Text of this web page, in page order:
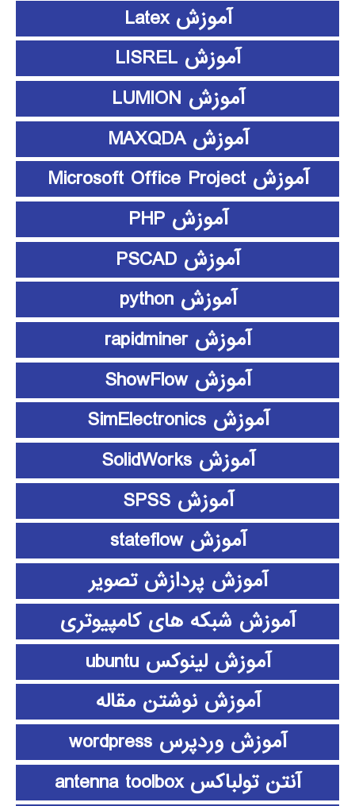
آموزش Latex
آموزش LISREL
آموزش LUMION
آموزش MAXQDA
آموزش Microsoft Office Project
آموزش PHP
آموزش PSCAD
آموزش python
آموزش rapidminer
آموزش ShowFlow
آموزش SimElectronics
آموزش SolidWorks
آموزش SPSS
آموزش stateflow
آموزش پردازش تصویر
آموزش شبکه های کامپیوتری
آموزش لینوکس ubuntu
آموزش نوشتن مقاله
آموزش وردپرس wordpress
آنتن تولباکس antenna toolbox